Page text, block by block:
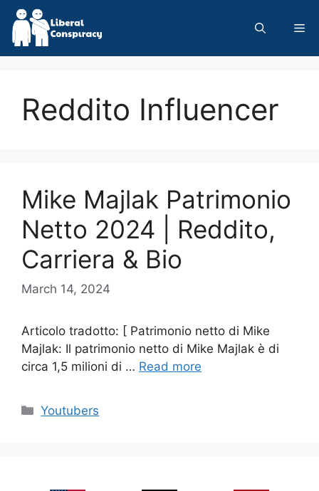
Skip
content
Reddito Influencer
Mike Majlak Patrimonio
Netto 2024 | Reddito,
Carriera & Bio
March 14, 2024
Articolo tradotto: [ Patrimonio netto di Mike
Majlak: Il patrimonio netto di Mike Majlak è di
circa 1,5 milioni di … Read more
Categories
Youtubers